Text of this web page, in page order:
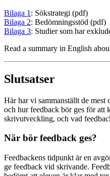
Bilaga 1 : Sökstrategi (pdf)
Bilaga 2: Bedömningsstöd (pdf)
Bilaga 3: Studier som har
Read a summary in English
Slutsatser
Här har vi sammanställt de mest
och hur feedback bör ges för att
skrivutveckling, och vad
När bör feedback ges?
Feedbackens tidpunkt är en
ge feedback vid skrivande.